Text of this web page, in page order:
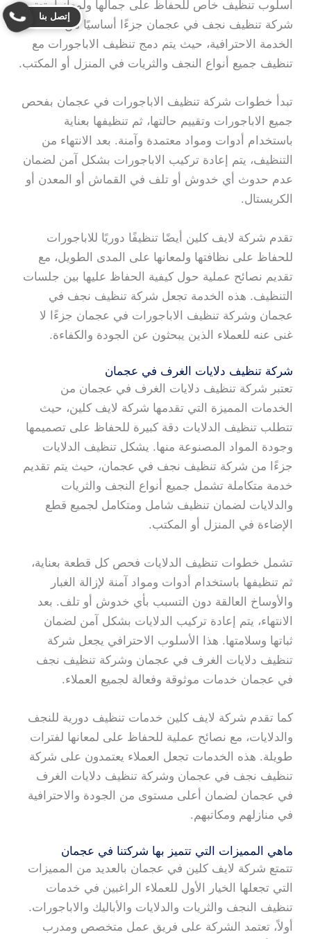
أسلوب تنظيف خاص للحفاظ على جمالها ولمعانها. تعتبر
شركة تنظيف نجف في عجمان جزءًا أساسيًا من هذه
الخدمة الاحترافية، حيث يتم دمج تنظيف الاباجورات مع
تنظيف جميع أنواع النجف والثريات في المنزل أو المكتب.
تبدأ خطوات شركة تنظيف الاباجورات في عجمان بفحص
جميع الاباجورات وتقييم حالتها، ثم تنظيفها بعناية
باستخدام أدوات ومواد معتمدة وآمنة. بعد الانتهاء من
التنظيف، يتم إعادة تركيب الاباجورات بشكل آمن لضمان
عدم حدوث أي خدوش أو تلف في القماش أو المعدن أو
الكريستال.
تقدم شركة لايف كلين أيضًا تنظيفًا دوريًا للاباجورات
للحفاظ على نظافتها ولمعانها على المدى الطويل، مع
تقديم نصائح عملية حول كيفية الحفاظ عليها بين جلسات
التنظيف. هذه الخدمة تجعل شركة تنظيف نجف في
عجمان وشركة تنظيف الاباجورات في عجمان جزءًا لا
غنى عنه للعملاء الذين يبحثون عن الجودة والكفاءة.
شركة تنظيف دلايات الغرف في عجمان
تعتبر شركة تنظيف دلايات الغرف في عجمان من
الخدمات المميزة التي تقدمها شركة لايف كلين، حيث
تتطلب تنظيف الدلايات دقة كبيرة للحفاظ على تصميمها
وجودة المواد المصنوعة منها. يشكل تنظيف الدلايات
جزءًا من شركة تنظيف نجف في عجمان، حيث يتم تقديم
خدمة متكاملة تشمل جميع أنواع النجف والثريات
والدلايات لضمان تنظيف شامل ومتكامل لجميع قطع
الإضاءة في المنزل أو المكتب.
تشمل خطوات تنظيف الدلايات فحص كل قطعة بعناية،
ثم تنظيفها باستخدام أدوات ومواد آمنة لإزالة الغبار
والأوساخ العالقة دون التسبب بأي خدوش أو تلف. بعد
الانتهاء، يتم إعادة تركيب الدلايات بشكل آمن لضمان
ثباتها وسلامتها. هذا الأسلوب الاحترافي يجعل شركة
تنظيف دلايات الغرف في عجمان وشركة تنظيف نجف
في عجمان خدمات موثوقة وفعالة لجميع العملاء.
كما تقدم شركة لايف كلين خدمات تنظيف دورية للنجف
والدلايات، مع نصائح عملية للحفاظ على لمعانها لفترات
طويلة. هذه الخدمات تجعل العملاء يعتمدون على شركة
تنظيف نجف في عجمان وشركة تنظيف دلايات الغرف
في عجمان لضمان أعلى مستوى من الجودة والاحترافية
في منازلهم ومكاتبهم.
ماهي المميزات التي تتميز بها شركتنا في عجمان
تتمتع شركة لايف كلين في عجمان بالعديد من المميزات
التي تجعلها الخيار الأول للعملاء الراغبين في خدمات
تنظيف النجف والثريات والدلايات والأباليك والاباجورات.
أولاً، تعتمد الشركة على فريق عمل متخصص ومدرب
إتصل بنا